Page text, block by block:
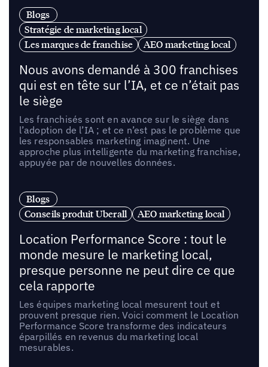
Blogs
Stratégie de marketing local
Les marques de franchise
AEO marketing local
Nous avons demandé à 300 franchises
qui est en tête sur l’IA, et ce n’était pas
le siège
Les franchisés sont en avance sur le siège dans
l’adoption de l’IA ; et ce n’est pas le problème que
les responsables marketing imaginent. Une
approche plus intelligente du marketing franchise,
appuyée par de nouvelles données.
Blogs
Conseils produit Uberall
AEO marketing local
Location Performance Score : tout le
monde mesure le marketing local,
presque personne ne peut dire ce que
cela rapporte
Les équipes marketing local mesurent tout et
prouvent presque rien. Voici comment le Location
Performance Score transforme des indicateurs
éparpillés en revenus du marketing local
mesurables.